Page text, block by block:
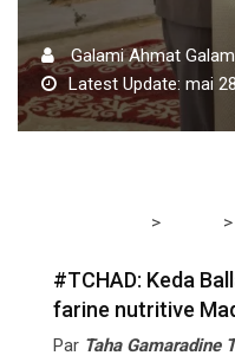
Galami Ahmat
Latest Update: mai
> >
#TCHAD: Keda
farine nutritive
Par Taha Gamaradine